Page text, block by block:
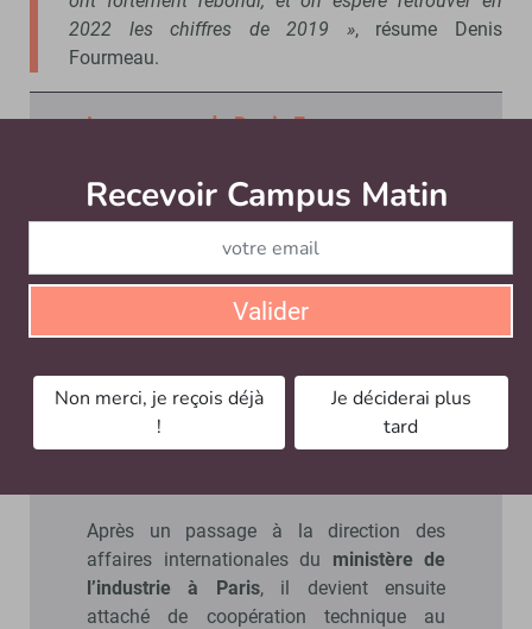
2022 les chiffres de 2019 », résume Denis
Fourmeau.
Le parcours de Denis Fourmeau
Fourmeau suit néanmoins un fil rouge :
celui d’unepassion pour la Chine, et par
extension pour l’Asie. Formé pour devenir
ingénieur en travaux publics, son goût
pour l’international l’amène à vivre entre la
France et l’Asie. Il y commence sa carrière
le secteur scientifique de l’
ambassade de
France en Indonésie
, où il participe au
développement de coopérations en
Après un passage à la direction des
affaires internationales du ministère de
l’industrie à Paris, il devient ensuite
attaché de coopération technique au
Recevoir Campus Matin
Valider
Non merci, je reçois déjà
!
Je déciderai plus
tard